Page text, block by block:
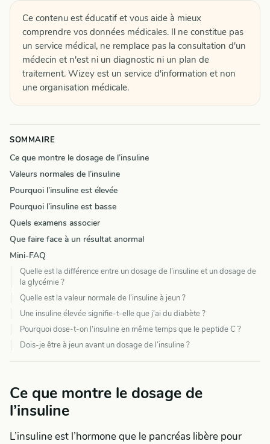
Ce contenu est éducatif et vous aide à mieux
comprendre vos données médicales. Il ne constitue pas
un service médical, ne remplace pas la consultation d'un
médecin et n'est ni un diagnostic ni un plan de
traitement. Wizey est un service d'information et non
une organisation médicale.
SOMMAIRE
Ce que montre le dosage de l’insuline
Valeurs normales de l’insuline
Pourquoi l’insuline est élevée
Pourquoi l’insuline est basse
Quels examens associer
Que faire face à un résultat anormal
Mini-FAQ
Quelle est la différence entre un dosage de l’insuline et un dosage de
la glycémie ?
Quelle est la valeur normale de l’insuline à jeun ?
Une insuline élevée signifie-t-elle que j’ai du diabète ?
Pourquoi dose-t-on l’insuline en même temps que le peptide C ?
Dois-je être à jeun avant un dosage de l’insuline ?
Ce que montre le dosage de
l’insuline
L’insuline est l’hormone que le pancréas libère pour